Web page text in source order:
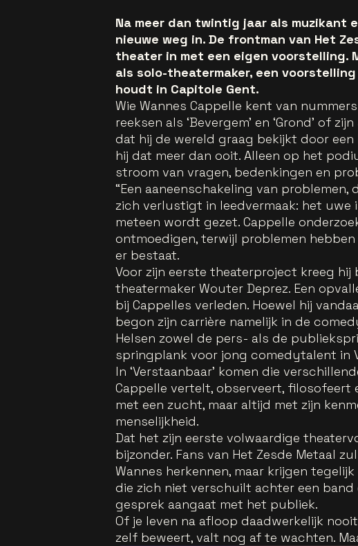
Na meer dan twintig jaar als muzikant
nieuwe weg in. De frontman van Het
theater in met een eigen voorstelling.
als solo-theatermaker, een
houdt in Capitole Gent.
Wie Wannes Cappelle kent van
reeksen als ‘Bevergem’ en ‘Grond’ of
dat hij de wereld graag bekijkt door een
hij dat meer dan ooit. Alleen op het
stroom van vragen, bedenkingen en
“Een aaneenschakeling van problemen,
zich verlustigt in leedvermaak: het uwe
meteen wordt gezet. Cappelle
ontmoedigen, terwijl problemen
er bestaat.
Voor zijn eerste theaterproject kreeg hij
theatermaker Wouter Deprez. Een
bij Cappelles verleden. Hoewel hij
begon zijn carrière namelijk in de
Helsen zowel de pers- als de
springplank voor jong comedytalent in
In ‘Verstaanbaar’ komen die
Cappelle vertelt, observeert, filosofeert
met een zucht, maar altijd met zijn
menselijkheid.
Dat het zijn eerste volwaardige
bijzonder. Fans van Het Zesde Metaal
Wannes herkennen, maar krijgen
die zich niet verschuilt achter een
gesprek aangaat met het publiek.
Of je leven na afloop daadwerkelijk
zelf beweert, valt nog af te wachten.